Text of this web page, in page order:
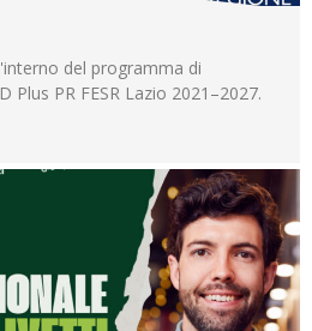
del programma di
Plus PR FESR Lazio 2021–2027.